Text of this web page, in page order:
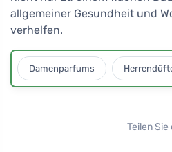
allgemeiner Gesundheit und
verhelfen.
Damenparfums
Teilen Sie